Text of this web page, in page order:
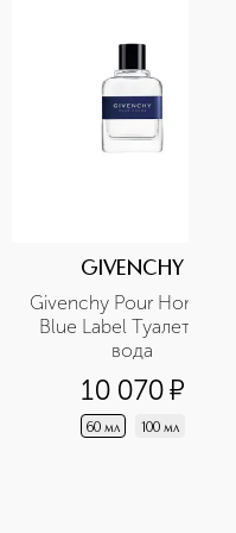
GIVENCHY
Givenchy Pour Homme
Blue Label Туалетная
вода
10 070¤
60 мл 100 мл